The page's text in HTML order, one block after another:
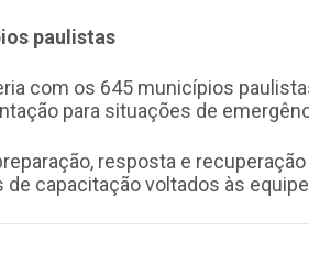
paulistas
com os 645 municípios
para situações de
resposta e
capacitação voltados às